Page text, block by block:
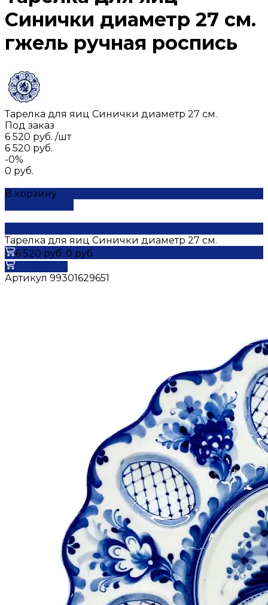
Синички диаметр 27 см.
гжель ручная роспись
Тарелка для яиц Синички диаметр 27 см.
Под заказ
6 520 руб. /шт
6 520 руб.
-0%
0 руб.
В корзину
Тарелка для яиц Синички диаметр 27 см.
6 520 руб. 0 руб.
Артикул 99301629651